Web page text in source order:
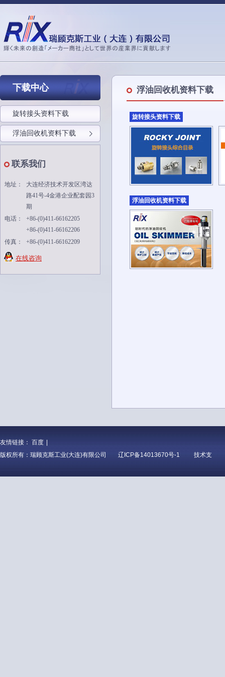
下载中心
旋转接头资料下载
浮油回收机资料下载
联系我们
地址：
大连经济技术开发区湾达
路41号-4金港企业配套园3
期
电话：
+86-(0)411-66162205
+86-(0)411-66162206
传真：
+86-(0)411-66162209
在线咨询
浮油回收机资料下载
旋转接头资料下载
浮油回收机资料下载
友情链接： 百度
版权所有：瑞顾克斯工业(大连)有限公司
辽ICP备14013670号-1 技术支